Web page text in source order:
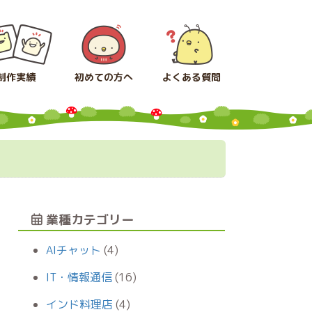
作実績 初めての方へ よくある質問
業種カテゴリー
AIチャット (4)
IT・情報通信(16)
インド料理店 (4)